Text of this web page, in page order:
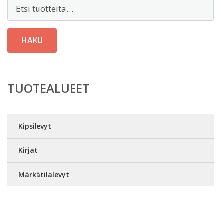
HAKU
TUOTEALUEET
Kipsilevyt
Kirjat
Märkätilalevyt